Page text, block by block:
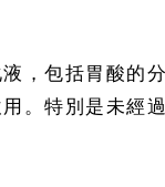
，包括胃酸的
。特別是未